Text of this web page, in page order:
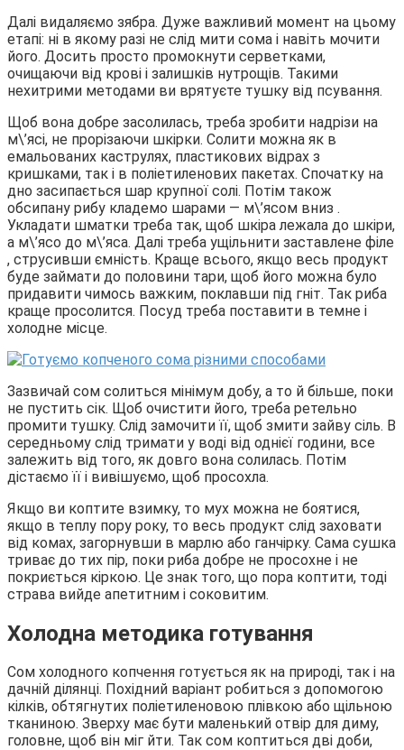
Далі видаляємо зябра. Дуже важливий момент на цьому
етапі: ні в якому разі не слід мити сома і навіть мочити
його. Досить просто промокнути серветками,
очищаючи від крові і залишків нутрощів. Такими
нехитрими методами ви врятуєте тушку від псування.
Щоб вона добре засолилась, треба зробити надрізи на
м\’ясі, не прорізаючи шкірки. Солити можна як в
емальованих каструлях, пластикових відрах з
кришками, так і в поліетиленових пакетах. Спочатку на
дно засипається шар крупної солі. Потім також
обсипану рибу кладемо шарами — м\’ясом вниз .
Укладати шматки треба так, щоб шкіра лежала до шкіри,
а м\’ясо до м\’яса. Далі треба ущільнити заставлене філе
, струсивши ємність. Краще всього, якщо весь продукт
буде займати до половини тари, щоб його можна було
придавити чимось важким, поклавши під гніт. Так риба
краще просолится. Посуд треба поставити в темне і
холодне місце.
Зазвичай сом солиться мінімум добу, а то й більше, поки
не пустить сік. Щоб очистити його, треба ретельно
промити тушку. Слід замочити її, щоб змити зайву сіль. В
середньому слід тримати у воді від однієї години, все
залежить від того, як довго вона солилась. Потім
дістаємо її і вивішуємо, щоб просохла.
Якщо ви коптите взимку, то мух можна не боятися,
якщо в теплу пору року, то весь продукт слід заховати
від комах, загорнувши в марлю або ганчірку. Сама сушка
триває до тих пір, поки риба добре не просохне і не
покриється кіркою. Це знак того, що пора коптити, тоді
страва вийде апетитним і соковитим.
Холодна методика готування
Сом холодного копчення готується як на природі, так і на
дачній ділянці. Похідний варіант робиться з допомогою
кілків, обтягнутих поліетиленовою плівкою або щільною
тканиною. Зверху має бути маленький отвір для диму,
головне, щоб він міг йти. Так сом коптиться дві доби,